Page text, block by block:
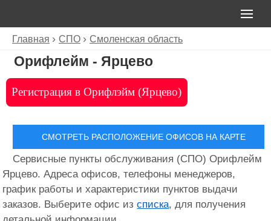
Главная СПО Смоленская область
Орифлейм - Ярцево
Регистрация в Орифлэйм (Ярцево)
СМОТРЕТЬ РАСПОЛОЖЕНИЕ ОФИСОВ НА КАРТЕ
Сервисные пункты обслуживания (СПО) Орифлейм
Ярцево. Адреса офисов, телефоны менеджеров,
график работы и характеристики пунктов выдачи
заказов. Выберите офис изсписка, для получения